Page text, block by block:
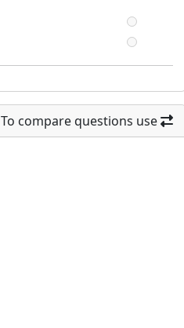
To compare questions use